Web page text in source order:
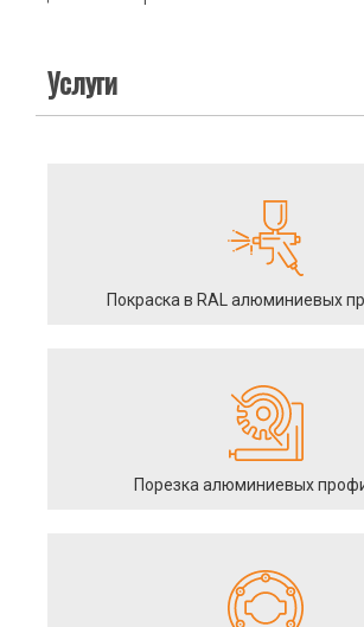
Услуги
Покраска в RAL алюминиевых
Порезка алюминиевых